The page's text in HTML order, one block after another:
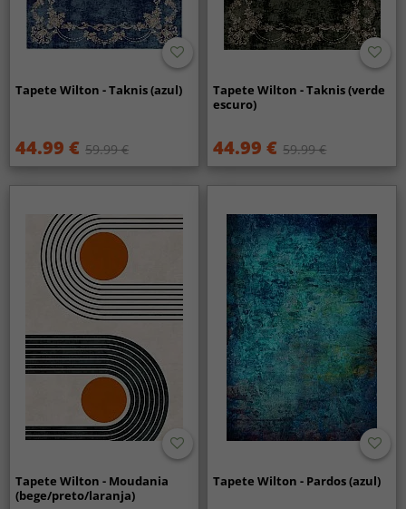
Tapete Wilton - Taknis (azul)
44.99 € 59.99 €
Tapete Wilton - Taknis (verde
escuro)
44.99 € 59.99 €
Tapete Wilton - Moudania
(bege/preto/laranja)
Tapete Wilton - Pardos (azul)